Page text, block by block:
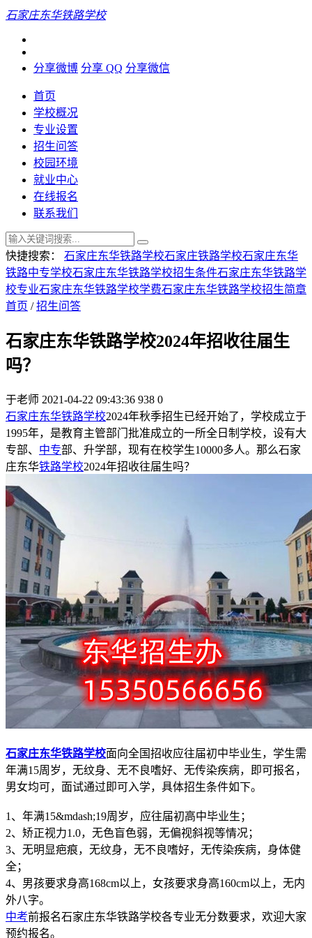
石家庄东华铁路学校
分享微博 分享 QQ 分享微信
首页
学校概况
专业设置
招生问答
校园环境
就业中心
在线报名
联系我们
快捷搜索： 石家庄东华铁路学校石家庄铁路学校石家庄东华
铁路中专学校石家庄东华铁路学校招生条件石家庄东华铁路学
校专业石家庄东华铁路学校学费石家庄东华铁路学校招生简章
首页 /招生问答
石家庄东华铁路学校2024年招收往届生
吗？
于老师 2021-04-22 09:43:36 938 0
石家庄东华铁路学校2024年秋季招生已经开始了，学校成立于
1995年，是教育主管部门批准成立的一所全日制学校，设有大
专部、 中专部、升学部，现有在校学生10000多人。那么石家
庄东华铁路学校2024年招收往届生吗？
石家庄东华铁路学校面向全国招收应往届初中毕业生，学生需
年满15周岁，无纹身、无不良嗜好、无传染疾病，即可报名，
男女均可，面试通过即可入学，具体招生条件如下。
1、年满15&mdash;19周岁，应往届初高中毕业生；
2、矫正视力1.0，无色盲色弱，无偏视斜视等情况；
3、无明显疤痕，无纹身，无不良嗜好，无传染疾病，身体健
全；
4、男孩要求身高168cm以上，女孩要求身高160cm以上，无内
外八字。
中考前报名石家庄东华铁路学校各专业无分数要求，欢迎大家
预约报名。